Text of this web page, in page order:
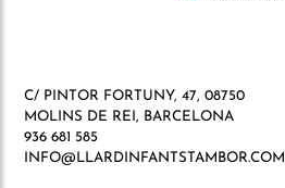
C/ PINTOR FORTUNY, 47, 08750
MOLINS DE REI, BARCELONA
936 681 585
INFO@LLARDINFANTSTAMBOR.COM